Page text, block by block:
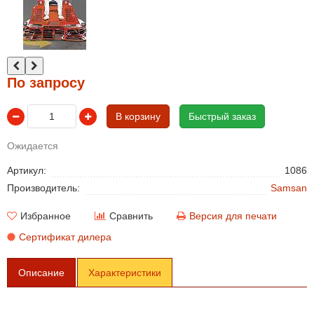
По запросу
В корзину Быстрый заказ
Ожидается
Артикул:
1086
Производитель:
Samsan
Избранное Сравнить
Версия для печати
Сертификат дилера
Описание Характеристики